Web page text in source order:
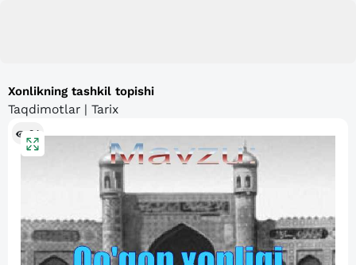
Xonlikning tashkil topishi
Taqdimotlar | Tarix
84